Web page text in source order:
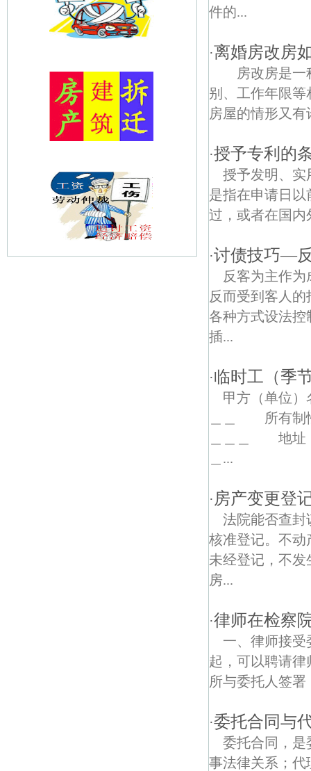
件的...
·离婚房改房
房改房是一
别、工作年限
房屋的情形又
·授予专利的
授予发明、
是指在申请日
过，或者在国内
·讨债技巧—
反客为主作
反而受到客人
各种方式设法
插...
·临时工（季
甲方（单位
＿＿ 所有制
＿＿＿ 地址
＿...
· 房产变更登
法院能否查封
核准登记。不动
未经登记，不
房...
·律师在检察
一、律师接
起，可以聘请
所与委托人签
·委托合同与
委托合同，是
事法律关系；代